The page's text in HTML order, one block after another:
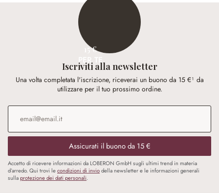
15 €
PER TE
Iscriviti alla newsletter
Una volta completata l'iscrizione, riceverai un buono da 15 €¹ da
utilizzare per il tuo prossimo ordine.
Indirizzo e-mail
Assicurati il buono da 15 €
Accetto di ricevere informazioni da LOBERON GmbH sugli ultimi trend in materia
d’arredo. Qui trovi lecondizioni di inviodella newsletter e le informazioni generali
sullaprotezione dei dati personali.